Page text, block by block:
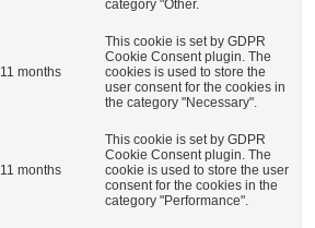
category "Other.
11 months
This cookie is set by GDPR
Cookie Consent plugin. The
cookies is used to store the
user consent for the cookies in
the category "Necessary".
11 months
This cookie is set by GDPR
Cookie Consent plugin. The
cookie is used to store the user
consent for the cookies in the
category "Performance".